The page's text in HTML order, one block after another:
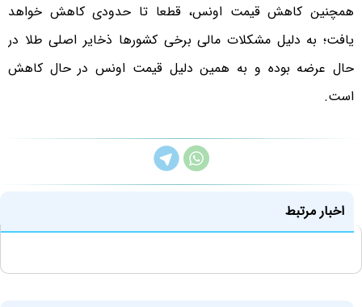
همچنین کاهش قیمت اونس، قطعا تا حدودی کاهش خواهد
یافت؛ به دلیل مشکلات مالی برخی کشورها ذخایر اصلی طلا در
حال عرضه بوده و به همین دلیل قیمت اونس در حال کاهش
است.
اخبار مرتبط